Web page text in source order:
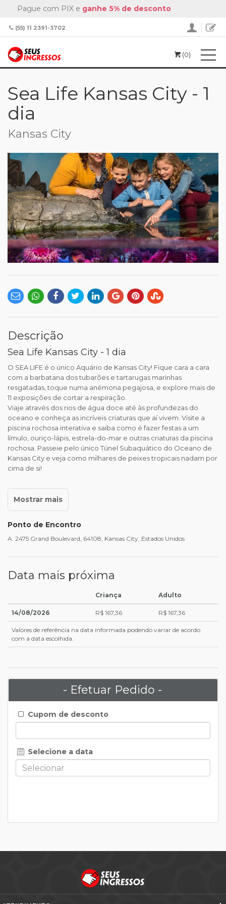
Pague com PIX e ganhe 5% de desconto
(55) 11 2391-3702
(0)
Home Parques Temáticos
Sea Life Kansas City - 1
dia
Kansas City
Descrição
Sea Life Kansas City - 1 dia
O SEA LIFE é o único Aquário de Kansas City! Fique cara a cara
com a barbatana dos tubarões e tartarugas marinhas
resgatadas, toque numa anémona pegajosa, e explore mais de
11 exposições de cortar a respiração.
Viaje através dos rios de água doce até às profundezas do
oceano e conheça as incríveis criaturas que aí vivem. Visite a
piscina rochosa interativa e saiba como é fazer festas a um
límulo, ouriço-lápis, estrela-do-mar e outras criaturas da piscina
rochosa. Passeie pelo único Túnel Subaquático do Oceano de
Kansas City e veja como milhares de peixes tropicais nadam por
cima de si!
Ponto de Encontro
A. 2475 Grand Boulevard, 64108, Kansas City, Estados Unidos
Data mais próxima
Criança Adulto
14/08/2026 R$ 167,36 R$ 167,36
Valores de referência na data informada podendo variar de acordo
com a data escolhida.
- Efetuar Pedido -
Cupom de desconto
Selecione a data